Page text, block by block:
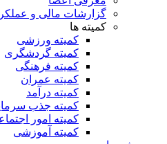
گزارشات مالی و
کمیته ها
کمیته ورزشی
کمیته گردشگری
کمیته فرهنگی
کمیته عمران
کمیته درآمد
کمیته جذب
کمیته امور
کمیته آموزشی